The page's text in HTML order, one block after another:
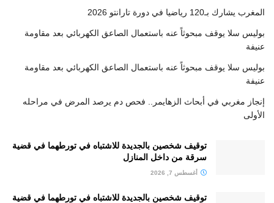
المغرب يشارك بـ120 رياضيا في دورة تارانتو 2026
بوليس سلا يوقف مبحوثاً عنه باستعمال الصاعق الكهربائي بعد مقاومة
عنيفة
بوليس سلا يوقف مبحوثاً عنه باستعمال الصاعق الكهربائي بعد مقاومة
عنيفة
إنجاز مغربي في أبحاث الزهايمر.. فحص دم يرصد المرض في مراحله
الأولى
توقيف شخصين بالجديدة للاشتباه في تورطهما في قضية
سرقة من داخل المنازل
أغسطس 7, 2026
توقيف شخصين بالجديدة للاشتباه في تورطهما في قضية